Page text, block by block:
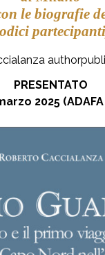
le biografie
PRESENTATO
2025 (